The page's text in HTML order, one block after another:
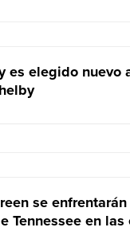
es elegido nuevo
se
Tennessee en las